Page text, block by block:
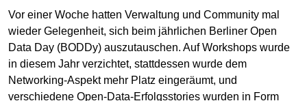
Vor einer Woche hatten Verwaltung und Community mal
wieder Gelegenheit, sich beim jährlichen Berliner Open
Data Day (BODDy) auszutauschen. Auf Workshops wurde
in diesem Jahr verzichtet, stattdessen wurde dem
Networking-Aspekt mehr Platz eingeräumt, und
verschiedene Open-Data-Erfolgsstories wurden in Form